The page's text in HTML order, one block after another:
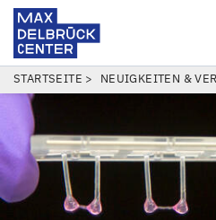
Direkt
zum
Inhalt
Center
PFADNAVIGATION
STARTSEITE NEUIGKEITEN &